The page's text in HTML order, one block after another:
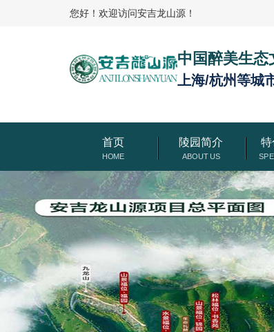
您好！欢迎访问安吉龙山源！
中国醉美生态
上海/杭州等城
首页 陵园简介 特